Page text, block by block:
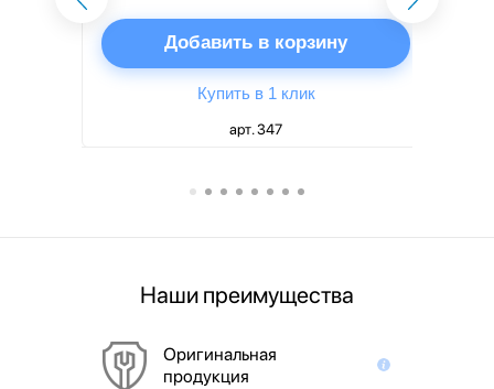
Добавить в корзину
Купить в 1 клик
арт. 347
Наши преимущества
Оригинальная
продукция